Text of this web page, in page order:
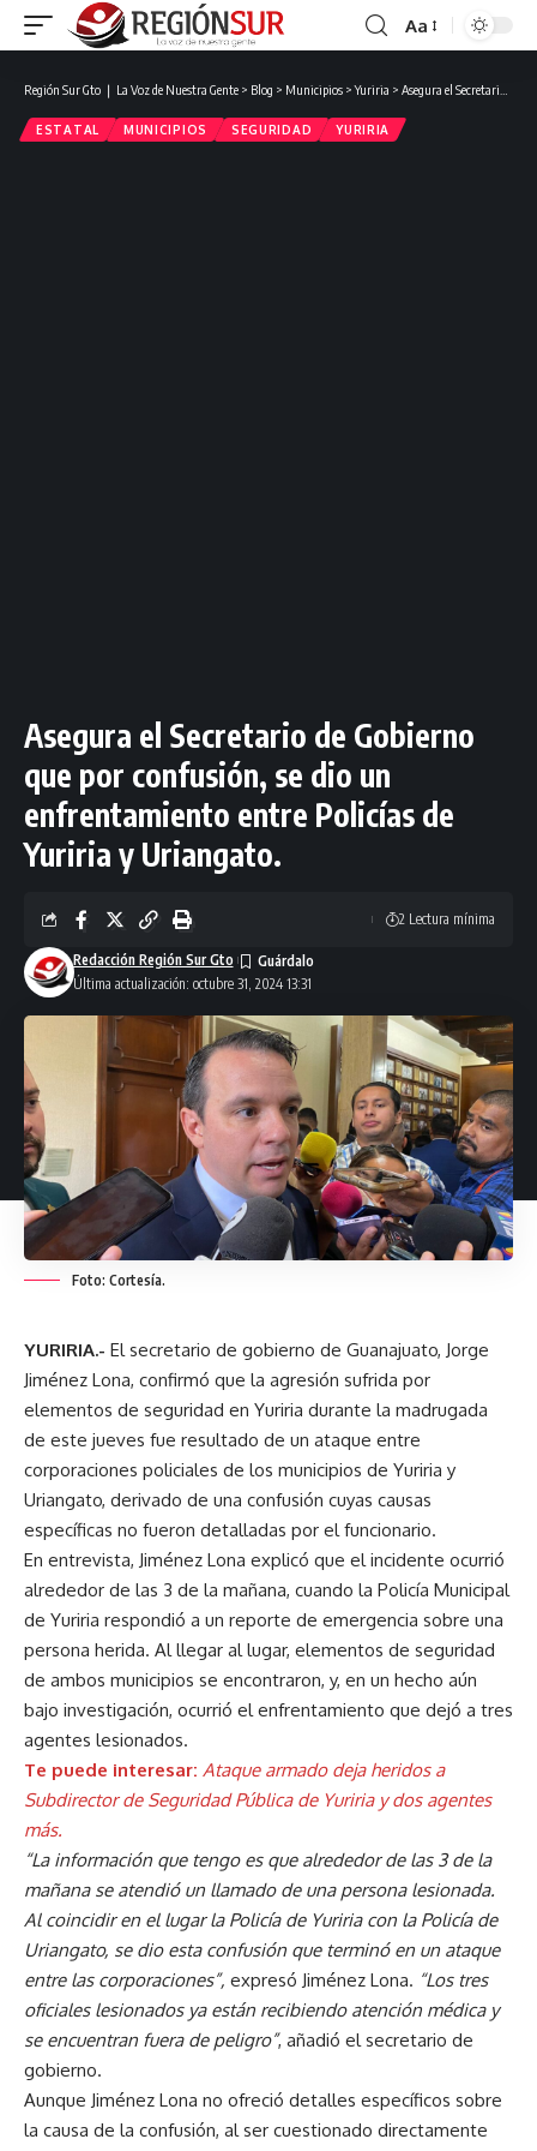
Aa
Región Sur Gto ❘ La Voz de Nuestra Gente > Blog > Municipios >Yuriria > Asegura el Secretario de Gobierno que por confusión, se dio un enfrentamiento entre Policías de Yuriria y Uriangato.
ESTATAL MUNICIPIOS SEGURIDAD YURIRIA
Asegura el Secretario de Gobierno
que por confusión, se dio un
enfrentamiento entre Policías de
Yuriria y Uriangato.
Última actualización: octubre 31, 2024 13:31
Redacción Región Sur Gto
2 Lectura mínima
Foto: Cortesía.
YURIRIA.- El secretario de gobierno de Guanajuato, Jorge
Jiménez Lona, confirmó que la agresión sufrida por
elementos de seguridad en Yuriria durante la madrugada
de este jueves fue resultado de un ataque entre
corporaciones policiales de los municipios de Yuriria y
Uriangato, derivado de una confusión cuyas causas
específicas no fueron detalladas por el funcionario.
En entrevista, Jiménez Lona explicó que el incidente ocurrió
alrededor de las 3 de la mañana, cuando la Policía Municipal
de Yuriria respondió a un reporte de emergencia sobre una
persona herida. Al llegar al lugar, elementos de seguridad
de ambos municipios se encontraron, y, en un hecho aún
bajo investigación, ocurrió el enfrentamiento que dejó a tres
agentes lesionados.
Te puede interesar: Ataque armado deja heridos a
Subdirector de Seguridad Pública de Yuriria y dos agentes
más.
“La información que tengo es que alrededor de las 3 de la
mañana se atendió un llamado de una persona lesionada.
Al coincidir en el lugar la Policía de Yuriria con la Policía de
Uriangato, se dio esta confusión que terminó en un ataque
entre las corporaciones”, expresó Jiménez Lona. “Los tres
oficiales lesionados ya están recibiendo atención médica y
se encuentran fuera de peligro”, añadió el secretario de
gobierno.
Aunque Jiménez Lona no ofreció detalles específicos sobre
la causa de la confusión, al ser cuestionado directamente